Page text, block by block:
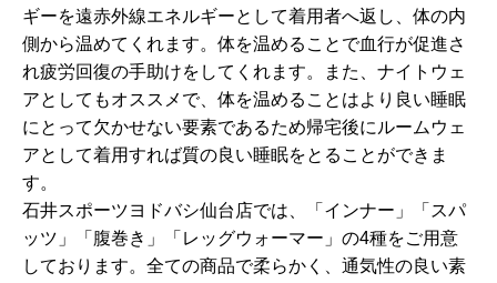
ギーを遠赤外線エネルギーとして着用者へ返し、体の内
側から温めてくれます。体を温めることで血行が促進さ
れ疲労回復の手助けをしてくれます。また、ナイトウェ
アとしてもオススメで、体を温めることはより良い睡眠
にとって欠かせない要素であるため帰宅後にルームウェ
アとして着用すれば質の良い睡眠をとることができま
す。
石井スポーツヨドバシ仙台店では、「インナー」「スパ
ッツ」「腹巻き」「レッグウォーマー」の4種をご用意
しております。全ての商品で柔らかく、通気性の良い素